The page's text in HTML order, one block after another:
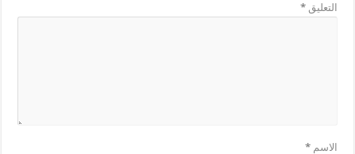
التعليق*
الاسم*